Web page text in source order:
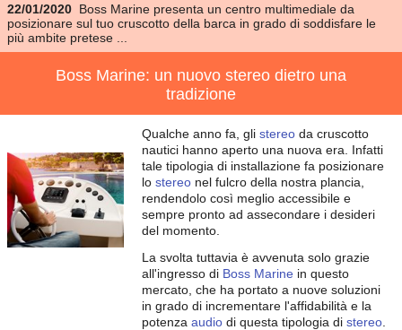
22/01/2020 Boss Marine presenta un centro multimediale da
posizionare sul tuo cruscotto della barca in grado di soddisfare le
più ambite pretese ...
Boss Marine: un nuovo stereo dietro una
tradizione
Qualche anno fa, gli stereo da cruscotto
nautici hanno aperto una nuova era. Infatti
tale tipologia di installazione fa posizionare
lo stereo nel fulcro della nostra plancia,
rendendolo così meglio accessibile e
sempre pronto ad assecondare i desideri
del momento.
La svolta tuttavia è avvenuta solo grazie
all'ingresso di Boss Marine in questo
mercato, che ha portato a nuove soluzioni
in grado di incrementare l'affidabilità e la
potenza audio di questa tipologia di stereo